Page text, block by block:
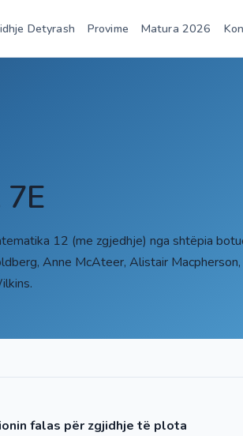
Detyrash Provime Matura 2026
12 (me zgjedhje) nga shtëpia
Anne McAteer, Alistair
falas për zgjidhje të plota